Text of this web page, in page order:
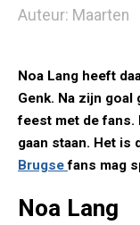
Auteur: Maarten
Noa Lang heeft
Genk. Na zijn
feest met de fans.
gaan staan. Het is
Brugsefans mag
Noa Lang